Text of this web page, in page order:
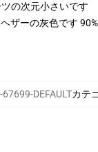
の次元小さいです
ザーの灰色です
DEFAULTカテ